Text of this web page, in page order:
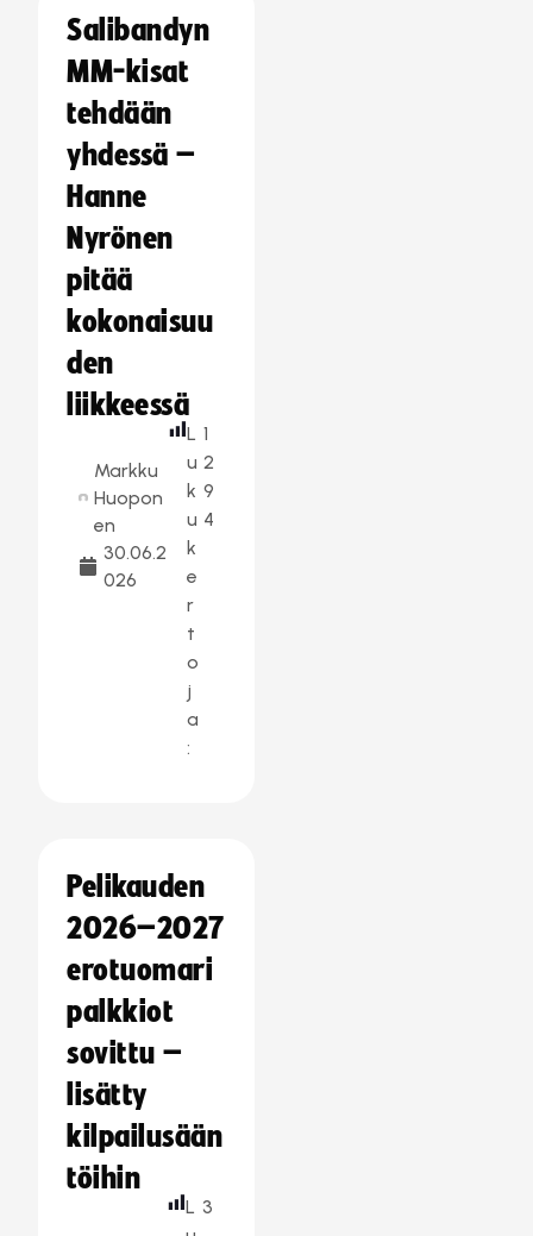
Salibandyn
MM-kisat
tehdään
yhdessä –
Hanne
Nyrönen
pitää
kokonaisuu
den
liikkeessä
Markku
Huopon
en
30.06.2
026
L
u
k
u
k
e
r
t
o
j
a
:
1
2
9
4
Pelikauden
2026–2027
erotuomari
palkkiot
sovittu –
lisätty
kilpailusään
töihin
L 3